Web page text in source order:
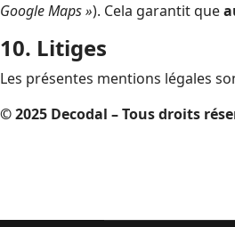
Google Maps »). Cela garantit que
10. Litiges
Les présentes mentions légales
© 2025 Decodal – Tous droits